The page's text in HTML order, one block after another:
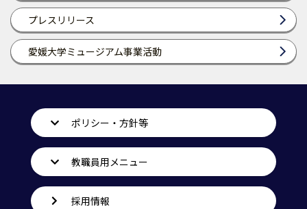
プレスリリース
愛媛大学ミュージアム事業活動
ポリシー・方針等
教職員用メニュー
採用情報